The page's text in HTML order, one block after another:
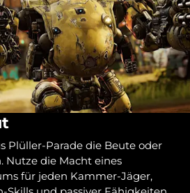
Plüller-Parade die Beute oder
Nutze die Macht eines
für jeden Kammer-Jäger,